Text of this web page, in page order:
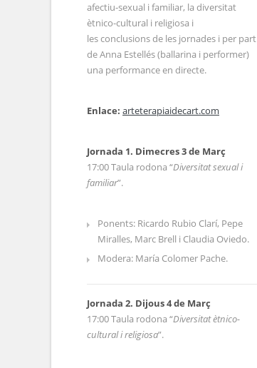
afectiu-sexual i familiar, la diversitat
ètnico-cultural i religiosa i
les conclusions de les jornades i per part
de Anna Estellés (ballarina i performer)
una performance en directe.
Enlace: arteterapiaidecart.com
Jornada 1. Dimecres 3 de Març
17:00 Taula rodona “Diversitat sexual i
familiar”.
Ponents: Ricardo Rubio Clarí, Pepe
Miralles, Marc Brell i Claudia Oviedo.
Modera: María Colomer Pache.
Jornada 2. Dijous 4 de Març
17:00 Taula rodona “Diversitat ètnico-
cultural i religiosa”.